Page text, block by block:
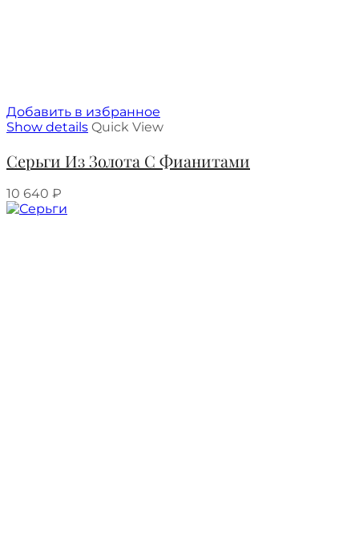
Добавить в избранное
Show details Quick View
Серьги Из Золота С Фианитами
10 640 ₽